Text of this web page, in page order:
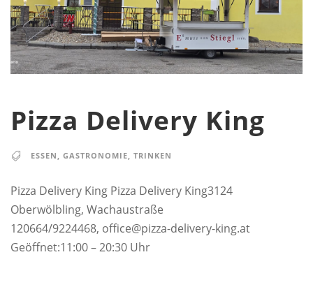
Pizza Delivery King
ESSEN GASTRONOMIE TRINKEN
Pizza Delivery King Pizza Delivery King3124
Oberwölbling, Wachaustraße
120664/9224468, office@pizza-delivery-king.at
Geöffnet:11:00 – 20:30 Uhr